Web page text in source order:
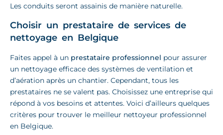
Les conduits seront assainis de manière naturelle.
Choisir un prestataire de services de
nettoyage en Belgique
Faites appel à un prestataire professionnel pour assurer
un nettoyage efficace des systèmes de ventilation et
d’aération après un chantier. Cependant, tous les
prestataires ne se valent pas. Choisissez une entreprise qui
répond à vos besoins et attentes. Voici d’ailleurs quelques
critères pour trouver le meilleur nettoyeur professionnel
en Belgique.